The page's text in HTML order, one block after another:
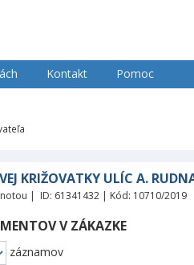
Kontakt Pomoc
KRIŽOVATKY ULÍC A.
| ID: 61341432 | Kód: 10710/2019
V ZÁKAZKE
záznamov